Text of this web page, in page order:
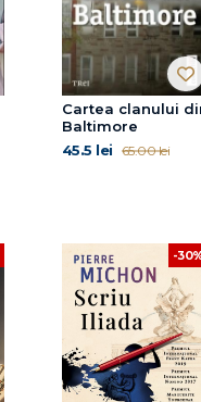
Cartea clanului
Baltimore
45.5 lei 65.00 lei
-